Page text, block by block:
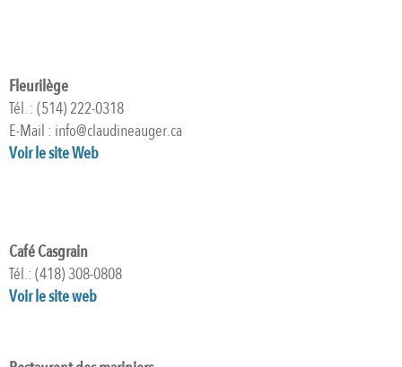
Fleurilège
Tél. : (514) 222-0318
E-Mail : info@claudineauger.ca
Voir le site Web
Café Casgrain
Tél.: (418) 308-0808
Voir le site web